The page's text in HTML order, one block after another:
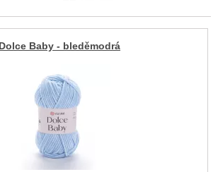
Dolce Baby - bleděmodrá